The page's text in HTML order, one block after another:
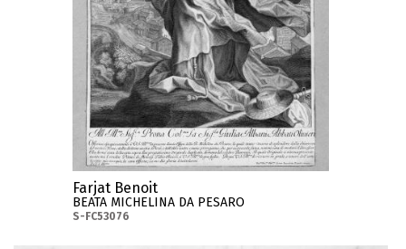
Farjat Benoit
BEATA MICHELINA DA PESARO
S-FC53076